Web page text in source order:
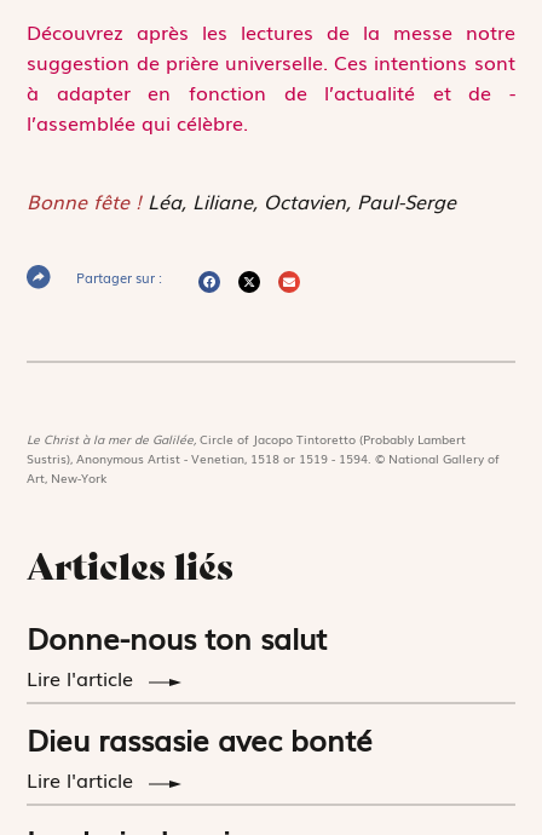
Découvrez après les lectures de la messe notre
suggestion de prière universelle. Ces intentions sont
à adapter en fonction de l’actualité et de ­
l’assemblée qui célèbre.
Bonne fête !Léa, Liliane, Octavien, Paul-Serge
Partager sur :
Le Christ à la mer de Galilée,Circle of Jacopo Tintoretto (Probably Lambert
Sustris), Anonymous Artist - Venetian, 1518 or 1519 - 1594. © National Gallery of
Art, New-York
Articles liés
Donne-nous ton salut
Lire l'article
Dieu rassasie avec bonté
Lire l'article